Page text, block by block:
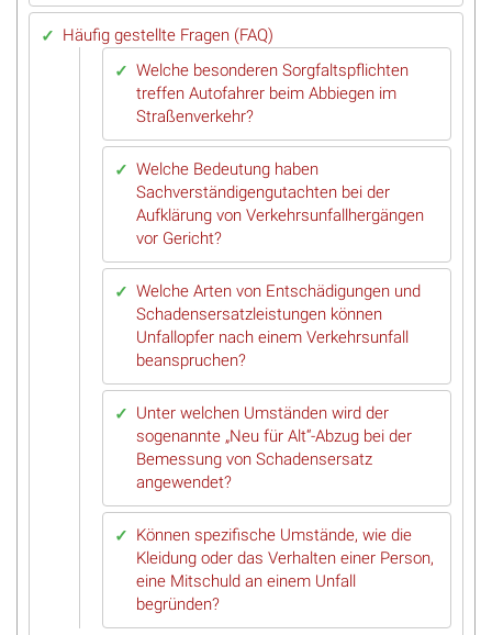
Häufig gestellte Fragen (FAQ)
Welche besonderen Sorgfaltspflichten
treffen Autofahrer beim Abbiegen im
Straßenverkehr?
Welche Bedeutung haben
Sachverständigengutachten bei der
Aufklärung von Verkehrsunfallhergängen
vor Gericht?
Welche Arten von Entschädigungen und
Schadensersatzleistungen können
Unfallopfer nach einem Verkehrsunfall
beanspruchen?
Unter welchen Umständen wird der
sogenannte „Neu für Alt“-Abzug bei der
Bemessung von Schadensersatz
angewendet?
Können spezifische Umstände, wie die
Kleidung oder das Verhalten einer Person,
eine Mitschuld an einem Unfall
begründen?